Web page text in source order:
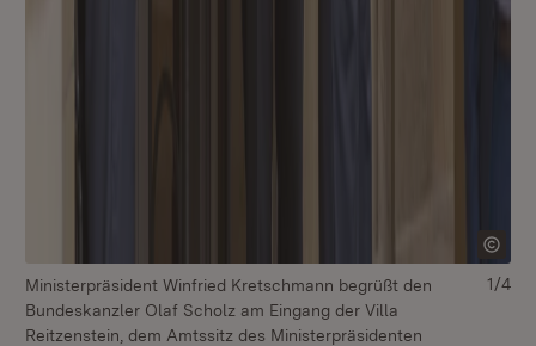
Ministerpräsident Winfried Kretschmann begrüßt den
Bundeskanzler Olaf Scholz am Eingang der Villa
Reitzenstein, dem Amtssitz des Ministerpräsidenten
1/4